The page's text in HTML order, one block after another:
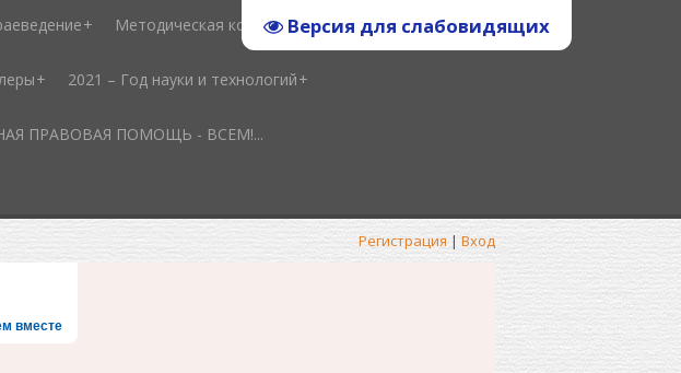
Версия для слабовидящих
Методическая копилка
2021 – Год науки и технологий
ПРАВОВАЯ ПОМОЩЬ - ВСЕМ!...
Регистрация | Вход
вместе